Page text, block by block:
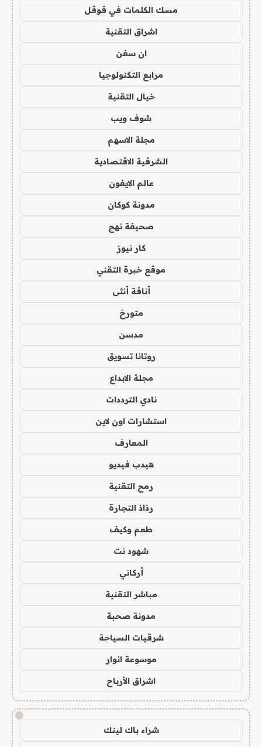
مسك الكلمات في قوقل
اشراق التقنية
ان سفن
مرابع التكنولوجيا
خيال التقنية
شوف ويب
مجلة الاسهم
الشرقية الاقتصادية
عالم الايفون
مدونة كوكان
صحيفة نهج
كار نيوز
موقع خبرة التقني
أناقة أنثى
متورخ
مدسن
روتانا تسويق
مجلة الابداع
نادي الترددات
استشارات اون لاين
المعارف
هيدب فيديو
رمح التقنية
رذاذ التجارة
طعم وكيف
شهود نت
أركاني
مباشر التقنية
مدونة صحبة
شرقيات السياحة
موسوعة انوار
اشراق الأرباح
!
شراء باك لينك